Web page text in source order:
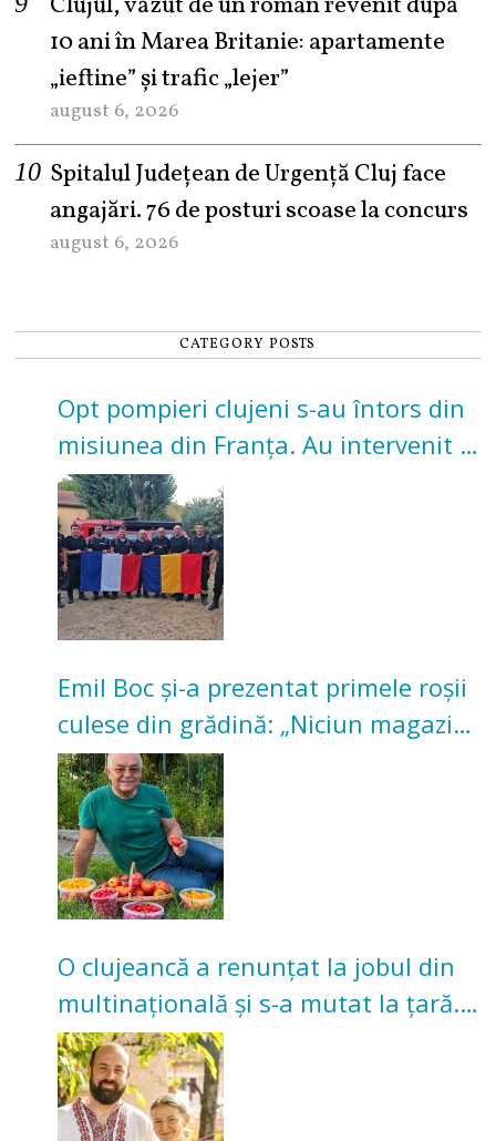
10 ani în Marea Britanie: apartamente
„ieftine” și trafic „lejer”
august 6, 2026
Spitalul Județean de Urgență Cluj face
angajări. 76 de posturi scoase la concurs
august 6, 2026
CATEGORY POSTS
Opt pompieri clujeni s-au întors din
misiunea din Franța. Au intervenit la
incendii de vegetație și pădure
Emil Boc și-a prezentat primele roșii
culese din grădină: „Niciun magazin
nu poate oferi această satisfacție”
O clujeancă a renunțat la jobul din
multinațională și s-a mutat la țară.
Acum cultivă legume în grădina
bunicilor